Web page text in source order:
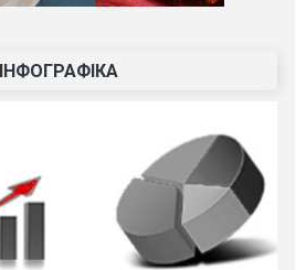
ІНФОГРАФІКА